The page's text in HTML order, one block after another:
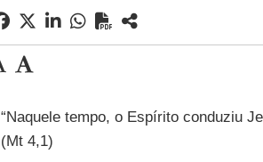
“Naquele tempo, o Espírito conduziu
(Mt 4,1)